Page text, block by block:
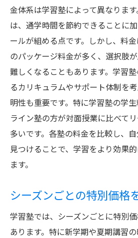
金体系は学習塾によって異なりま
は、通学時間を節約できることに
ールが組める点です。しかし、料
のパッケージ料金が多く、選択肢
難しくなることもあります。学習
るカリキュラムやサポート体制を
明性も重要です。特に学習塾の学
ライン塾の方が対面授業に比べて
多いです。各塾の料金を比較し、
見つけることで、学習をより効果
ます。
シーズンごとの特別価格
学習塾では、シーズンごとに特別
あります。特に新学期や夏期講習